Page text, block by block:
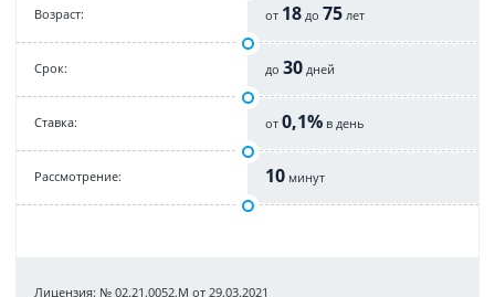
Возраст: от 18 до 75 лет
Срок: до 30 дней
Cтавка: от 0,1% в день
Рассмотрение: 10 минут
Лицензия: № 02.21.0052.М от 29.03.2021